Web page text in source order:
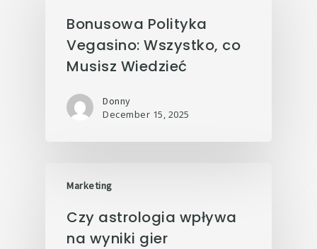
Bonusowa Polityka
Vegasino: Wszystko, co
Musisz Wiedzieć
Donny
December 15, 2025
Marketing
Czy astrologia wpływa
na wyniki gier